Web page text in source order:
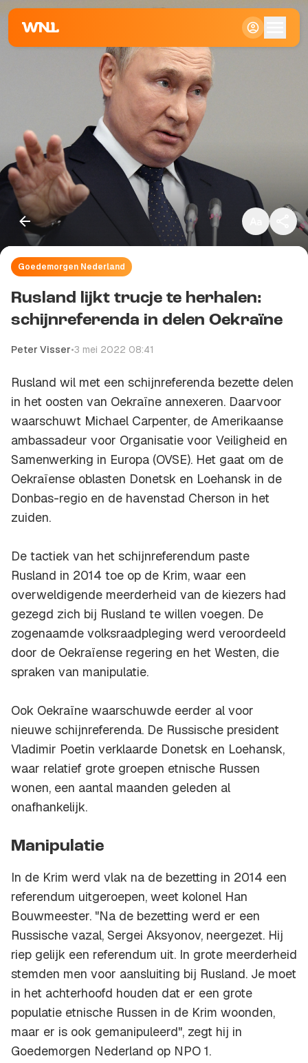
Standaard
Goedemorgen Nederland
Rusland lijkt trucje te herhalen:
schijnreferenda in delen Oekraïne
Peter Visser•3 mei 2022 08:41
Rusland wil met een schijnreferenda bezette delen
in het oosten van Oekraïne annexeren. Daarvoor
waarschuwt Michael Carpenter, de Amerikaanse
ambassadeur voor Organisatie voor Veiligheid en
Samenwerking in Europa (OVSE). Het gaat om de
Oekraïense oblasten Donetsk en Loehansk in de
Donbas-regio en de havenstad Cherson in het
zuiden.
De tactiek van het schijnreferendum paste
Rusland in 2014 toe op de Krim, waar een
overweldigende meerderheid van de kiezers had
gezegd zich bij Rusland te willen voegen. De
zogenaamde volksraadpleging werd veroordeeld
door de Oekraïense regering en het Westen, die
spraken van manipulatie.
Ook Oekraïne waarschuwde eerder al voor
nieuwe schijnreferenda. De Russische president
Vladimir Poetin verklaarde Donetsk en Loehansk,
waar relatief grote groepen etnische Russen
wonen, een aantal maanden geleden al
onafhankelijk.
Manipulatie
In de Krim werd vlak na de bezetting in 2014 een
referendum uitgeroepen, weet kolonel Han
Bouwmeester. "Na de bezetting werd er een
Russische vazal, Sergei Aksyonov, neergezet. Hij
riep gelijk een referendum uit. In grote meerderheid
stemden men voor aansluiting bij Rusland. Je moet
in het achterhoofd houden dat er een grote
populatie etnische Russen in de Krim woonden,
maar er is ook gemanipuleerd", zegt hij in
Goedemorgen Nederland op NPO 1.